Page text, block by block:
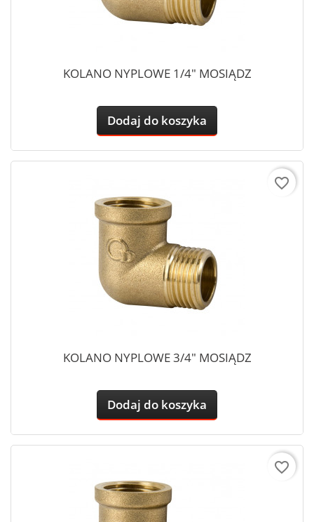
KOLANO NYPLOWE 1/4" MOSIĄDZ
Dodaj do koszyka
KOLANO NYPLOWE 3/4" MOSIĄDZ
Dodaj do koszyka
favorite_border
favorite_border